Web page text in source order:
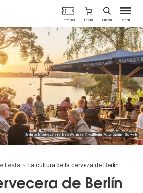
Menú
Entradas Cesta Buscar
Jardín de la cerveza en el lago Wannsee © visitBerlin, Foto: Dagmar Schwelle
fiesta La cultura de la cerveza de Berlín
de Berlín